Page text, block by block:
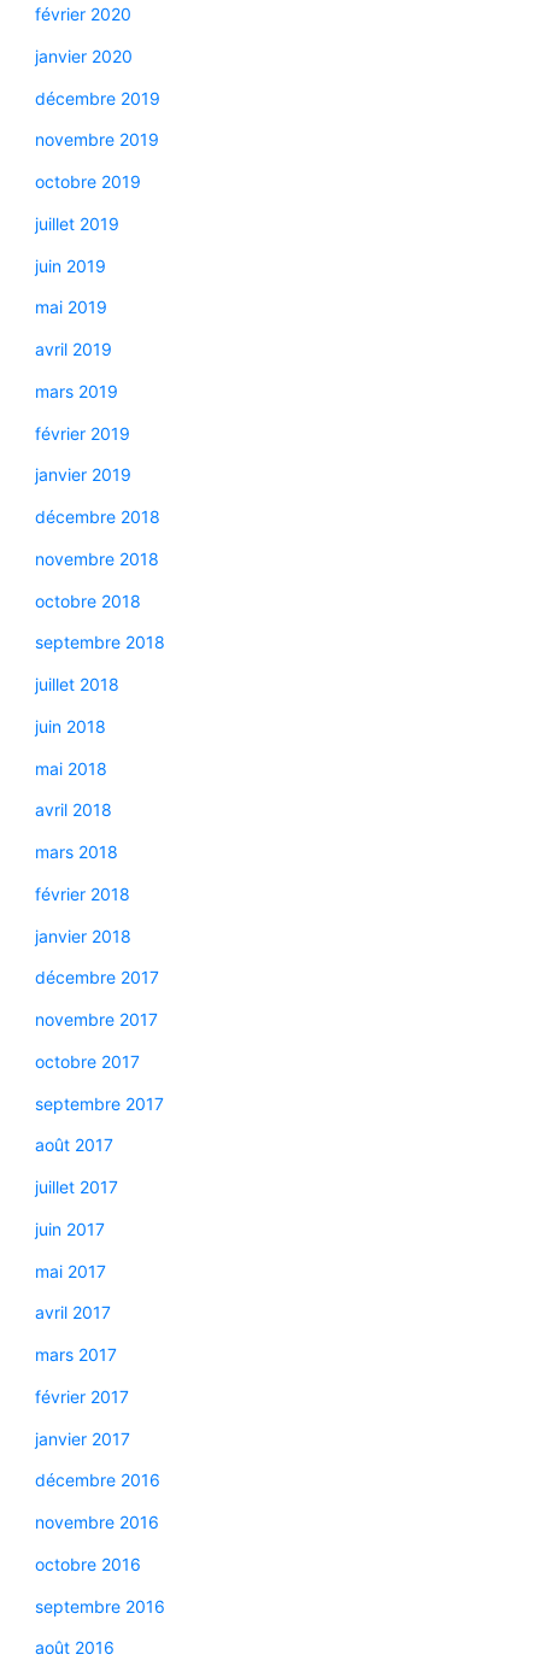
février 2020
janvier 2020
décembre 2019
novembre 2019
octobre 2019
juillet 2019
juin 2019
mai 2019
avril 2019
mars 2019
février 2019
janvier 2019
décembre 2018
novembre 2018
octobre 2018
septembre 2018
juillet 2018
juin 2018
mai 2018
avril 2018
mars 2018
février 2018
janvier 2018
décembre 2017
novembre 2017
octobre 2017
septembre 2017
août 2017
juillet 2017
juin 2017
mai 2017
avril 2017
mars 2017
février 2017
janvier 2017
décembre 2016
novembre 2016
octobre 2016
septembre 2016
août 2016